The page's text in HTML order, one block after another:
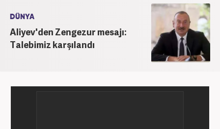
yazıları yazdım. 2022 yılından bu yana Haber7
bünyesinde başlıca gündem, siyaset, dünya,
ekonomi kategorileri olmak üzere çok sayıda haber,
grafik ve video hazırladım. Kariyerime Haber7'de
gündem editörü olarak devam etmekteyim.
DÜNYA
Aliyev'den Zengezur mesajı:
Talebimiz karşılandı